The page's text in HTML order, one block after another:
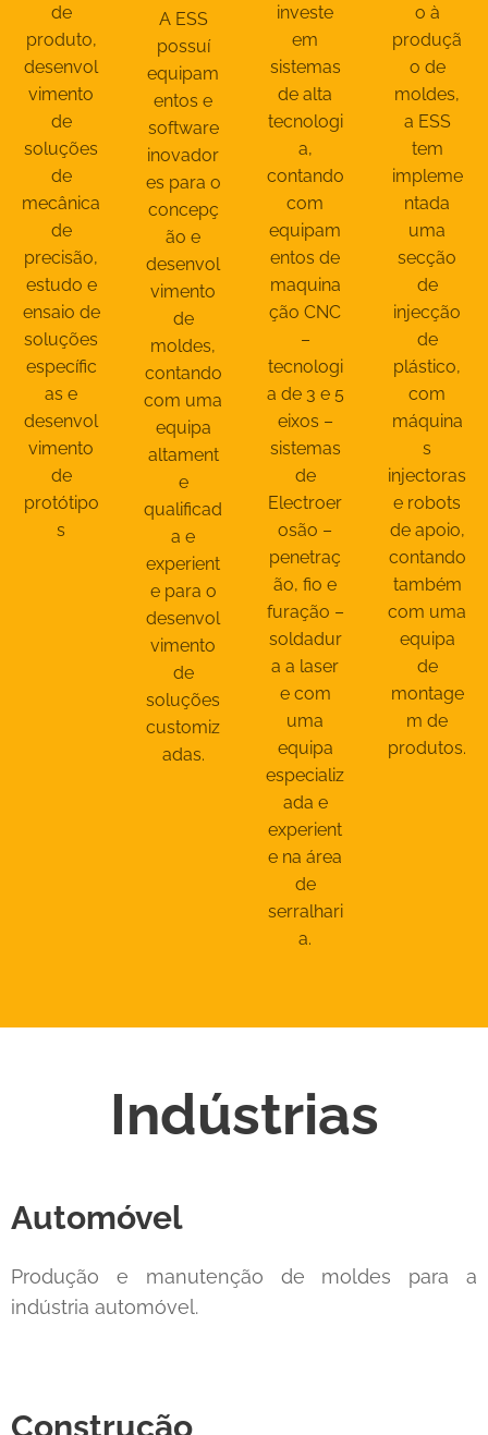
de
produto,
desenvol
vimento
de
soluções
de
mecânica
de
precisão,
estudo e
ensaio de
soluções
específic
as e
desenvol
vimento
de
protótipo
s
A ESS
possuí
equipam
entos e
software
inovador
es para o
concepç
ão e
desenvol
vimento
de
moldes,
contando
com uma
equipa
altament
e
qualificad
a e
experient
e para o
desenvol
vimento
de
soluções
customiz
adas.
investe
em
sistemas
de alta
tecnologi
a,
contando
com
equipam
entos de
maquina
ção CNC
–
tecnologi
a de 3 e 5
eixos –
sistemas
de
Electroer
osão –
penetraç
ão, fio e
furação –
soldadur
a a laser
e com
uma
equipa
especializ
ada e
experient
e na área
de
serralhari
a.
o à
produçã
o de
moldes,
a ESS
tem
impleme
ntada
uma
secção
de
injecção
de
plástico,
com
máquina
s
injectoras
e robots
de apoio,
contando
também
com uma
equipa
de
montage
m de
produtos.
Indústrias
Automóvel
Produção e manutenção de moldes para a
indústria automóvel.
Construção